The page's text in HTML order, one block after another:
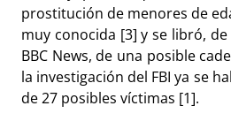
prostitución de menores de
muy conocida [3] y se libró,
BBC News, de una posible
la investigación del FBI ya se
de 27 posibles víctimas [1].